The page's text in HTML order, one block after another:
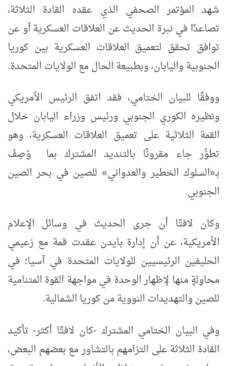
شهد المؤتمر الصحفي الذي عقده القادة الثلاثة،
تصاعدًا في نبرة الحديث عن العلاقات العسكرية أو عن
توافق تحقق لتعميق العلاقات العسكرية بين كوريا
الجنوبية واليابان، وبطبيعة الحال مع الولايات المتحدة.
ووفقًا للبيان الختامي، فقد اتفق الرئيس الأمريكي
ونظيره الكوري الجنوبي ورئيس وزراء اليابان خلال
القمة الثلاثية على تعميق العلاقات العسكرية، وهو
تطوُّر جاء مقرونًا بالتنديد المشترك بما وُصِفَ
بـ«السلوك الخطير والعدواني» للصين في بحر الصين
الجنوبي.
وكان لافتًا أن جرى الحديث في وسائل الإعلام
الأمريكية، عن أن إدارة بايدن عقدت قمة مع زعيمي
الحليفين الرئيسيين للولايات المتحدة في آسيا؛ في
محاولةٍ منها لإظهار الوحدة في مواجهة القوة المتنامية
للصين والتهديدات النووية من كوريا الشمالية.
وفي البيان الختامي المشترك -كان لافتًا أكثر- تأكيد
القادة الثلاثة على التزامهم بالتشاور مع بعضهم البعض،